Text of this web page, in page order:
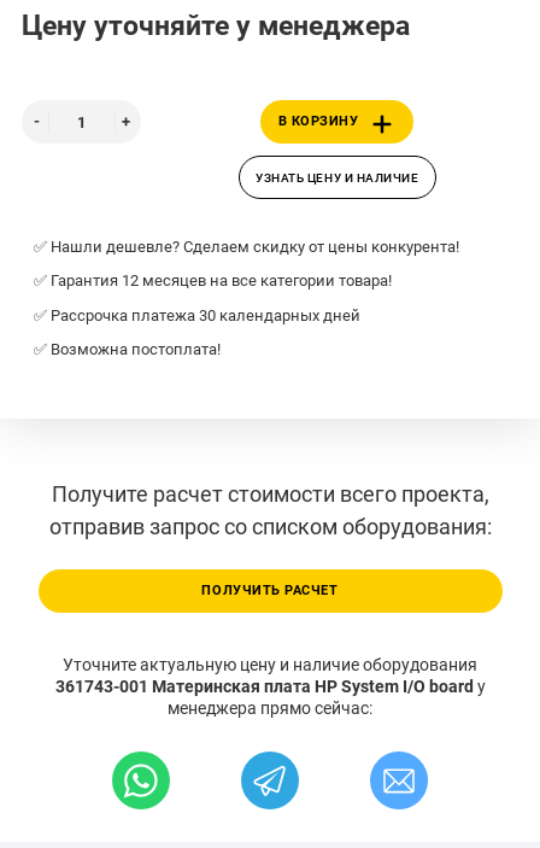
Цену уточняйте у менеджера
В КОРЗИНУ
УЗНАТЬ ЦЕНУ И НАЛИЧИЕ
✅ Нашли дешевле? Сделаем скидку от цены конкурента!
✅ Гарантия 12 месяцев на все категории товара!
✅ Рассрочка платежа 30 календарных дней
✅ Возможна постоплата!
Получите расчет стоимости всего проекта,
отправив запрос со списком оборудования:
ПОЛУЧИТЬ РАСЧЕТ
Уточните актуальную цену и наличие оборудования
361743-001 Материнская плата HP System I/O board у
менеджера прямо сейчас: